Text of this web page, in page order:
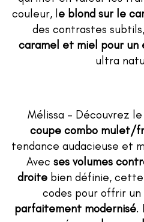
couleur, l e blond sur le
des contrastes
caramel et miel pour un
ultra
Mélissa – Découvrez
coupe combo mulet/
tendance audacieuse et
Avec ses volumes
droitebien définie, cette
codes pour offrir un
parfaitement modernisé.